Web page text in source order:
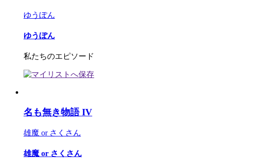
ゆうぽん
ゆうぽん
私たちのエピソード
名も無き物語 IV
雄魔 or さくさん
雄魔 or さくさん